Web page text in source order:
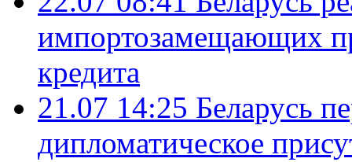
импортозамещающих
кредита
21.07 14:25 Беларусь
дипломатическое